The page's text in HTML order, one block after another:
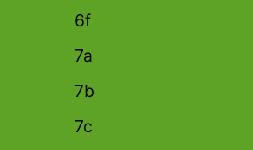
6f
7a
7b
7c